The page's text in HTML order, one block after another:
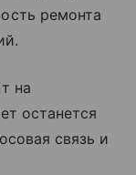
ремонта
на
останется
связь и